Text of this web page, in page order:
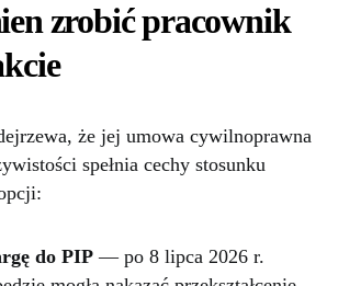
zrobić pracownik
że jej umowa cywilnoprawna
spełnia cechy stosunku
do PIP — po 8 lipca 2026 r.